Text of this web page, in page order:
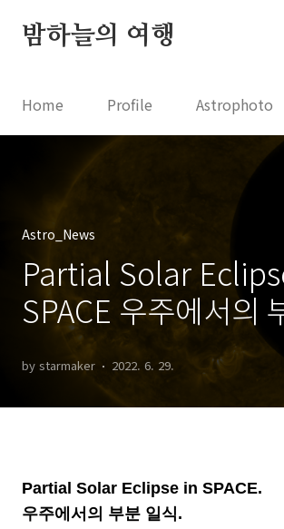
밤하늘의 여행
Home Profile Astrophoto
Astro News
Astrophotography
Astro_News
Partial Solar
SPACE 우주에서의 부분 일
by starmaker 2022. 6. 29.
Partial Solar Eclipse in SPACE.
우주에서의 부분 일식.